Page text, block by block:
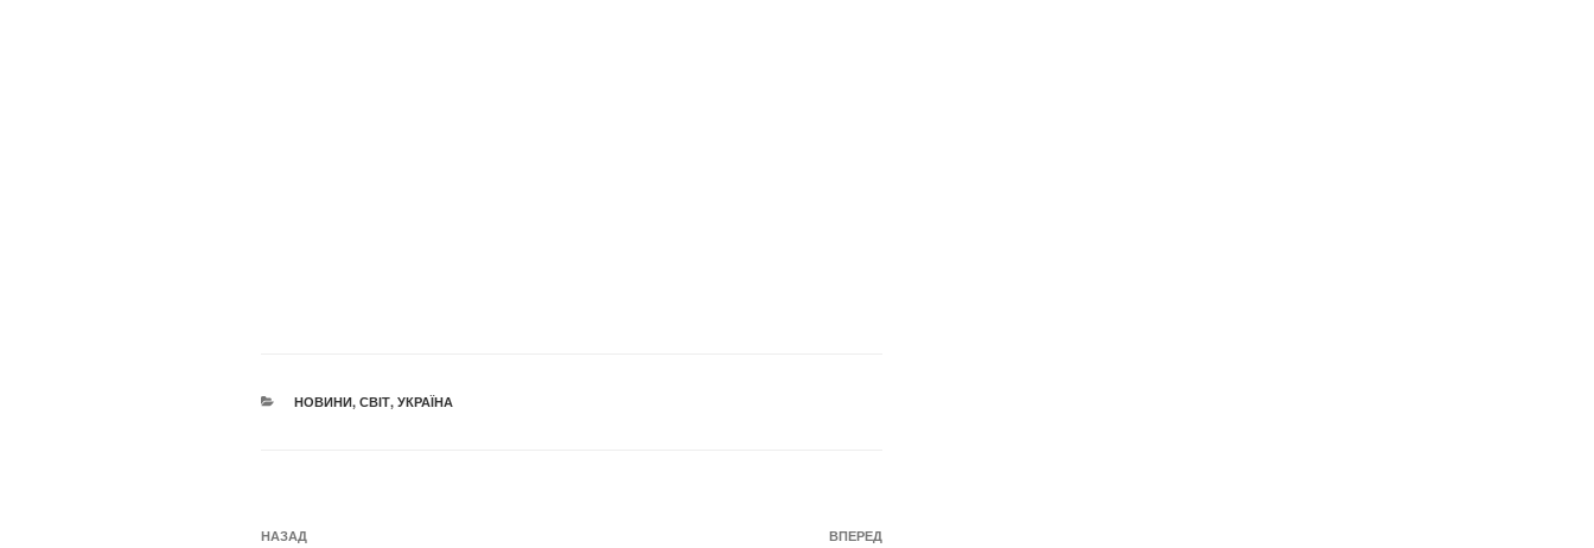
КАТЕГОРІЇ
НОВИНИ, СВІТ, УКРАЇНА
Навігація
Попередній
НАЗАД Наступний
ВПЕРЕД